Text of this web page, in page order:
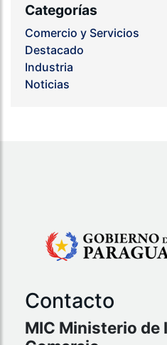
Categorías
Comercio y Servicios
Destacado
Industria
Noticias
Contacto
MIC Ministerio de